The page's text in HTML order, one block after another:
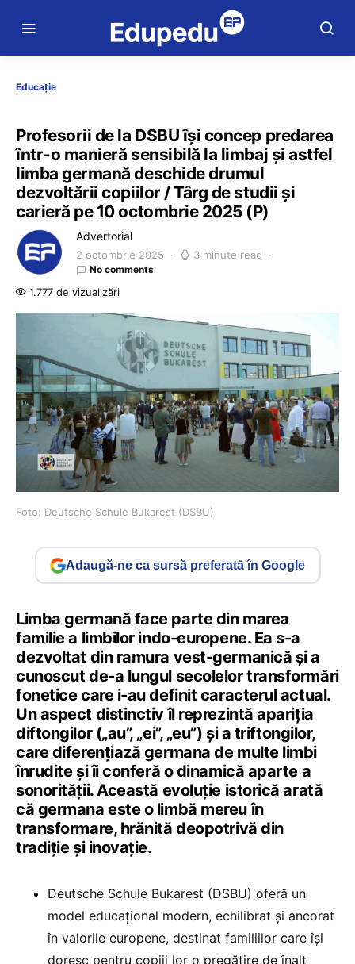
Educație
Profesorii de la DSBU își concep predarea
într-o manieră sensibilă la limbaj și astfel
limba germană deschide drumul
dezvoltării copiilor / Târg de studii și
carieră pe 10 octombrie 2025 (P)
Advertorial
2 octombrie 2025 3 minute read
No comments
1.777 de vizualizări
Foto: Deutsche Schule Bukarest (DSBU)
Adaugă-ne ca sursă preferată în Google
Limba germană face parte din marea
familie a limbilor indo-europene. Ea s-a
dezvoltat din ramura vest-germanică și a
cunoscut de-a lungul secolelor transformări
fonetice care i-au definit caracterul actual.
Un aspect distinctiv îl reprezintă apariția
diftongilor („au”, „ei”, „eu”) și a triftongilor,
care diferențiază germana de multe limbi
înrudite și îi conferă o dinamică aparte a
sonorității. Această evoluție istorică arată
că germana este o limbă mereu în
transformare, hrănită deopotrivă din
tradiție și inovație.
Deutsche Schule Bukarest (DSBU) oferă un
model educațional modern, echilibrat și ancorat
în valorile europene, destinat familiilor care își
doresc pentru copiii lor o pregătire de înalt